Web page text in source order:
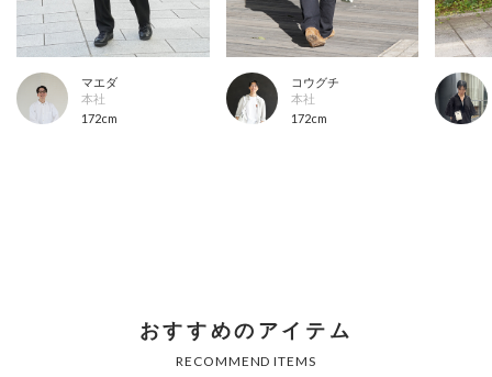
マエダ
本社
172cm
コウグチ
本社
172cm